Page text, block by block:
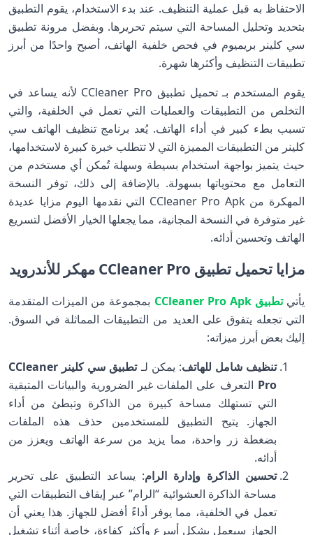
الاحتفاظ به قبل عملية التنظيف. عند بدء الاستخدام، يقوم التطبيق
بتحديد وتحليل المساحة التي سيتم تحريرها. وبفضل مرونة تطبيق
سي كلينر بريميوم في فحص خلفية الهاتف، أصبح واحدًا من أبرز
تطبيقات التنظيف وأكثرها شهرة.
يقوم المستخدم بـ تحميل تطبيق CCleaner Pro لأنه يساعد في
التخلص من التطبيقات والعمليات التي تعمل في الخلفية، والتي
تسبب بطء كبير في أداء الهاتف. يُعد برنامج تنظيف الهاتف سي
كلينر من التطبيقات المميزة التي لا تتطلب خبرة كبيرة لاستخدامها،
حيث يتميز بواجهة استخدام بسيطة وسهلة تُمكن أي مستخدم من
التعامل مع محتوياتها بسهولة. بالإضافة إلى ذلك، توفر النسخة
المهكرة من CCleaner Pro Apk التي نقدمها اليوم مزايا عديدة
غير متوفرة في النسخة المجانية، مما يجعلها الخيار الأفضل لتسريع
الهاتف وتحسين أدائه.
مزايا تحميل تطبيق CCleaner Pro مهكر للأندرويد
يأتيتطبيق CCleaner Pro Apk
بمجموعة من الميزات المتقدمة
التي تجعله يتفوق على العديد من التطبيقات المماثلة في السوق.
إليك بعض أبرز ميزاته:
تنظيف شامل للهاتف: يمكن لـ
تطبيق سي كلينر CCleaner
Pro التعرف على الملفات غير الضرورية والبيانات المتبقية
التي تستهلك مساحة كبيرة من الذاكرة وتبطئ من أداء
الجهاز. يتيح التطبيق للمستخدمين حذف هذه الملفات
بضغطة زر واحدة، مما يزيد من سرعة الهاتف ويعزز من
أدائه.
تحسين الذاكرة وإدارة الرام: يساعد التطبيق على تحرير
مساحة الذاكرة العشوائية “الرام” عبر إيقاف التطبيقات التي
تعمل في الخلفية، مما يوفر أداءً أفضل للجهاز. هذا يعني أن
الجهاز سيعمل بشكل أسرع وأكثر كفاءة، خاصة أثناء تشغيل